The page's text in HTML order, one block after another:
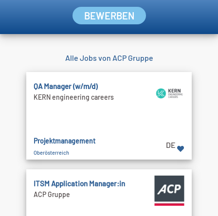
BEWERBEN
Alle Jobs von ACP Gruppe
QA Manager (w/m/d)
KERN engineering careers
Projektmanagement
Oberösterreich
DE
ITSM Application Manager:in
ACP Gruppe